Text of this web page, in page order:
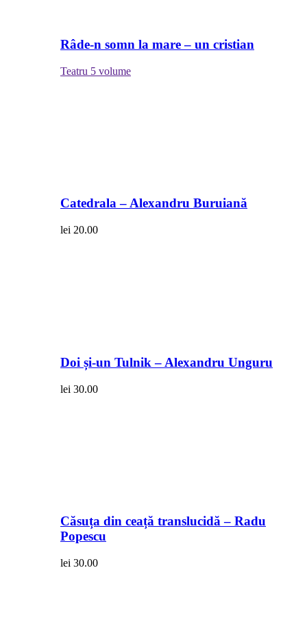
Râde-n somn la mare – un cristian
Teatru 5 volume
Catedrala – Alexandru Buruiană
lei 20.00
Doi și-un Tulnik – Alexandru Unguru
lei 30.00
Căsuța din ceață translucidă – Radu
Popescu
lei 30.00